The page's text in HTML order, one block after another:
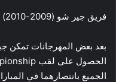
فريق جير شو (2009-2010) :
بعد بعض المهرجانات تمكن
الجميع بانتصارهما في